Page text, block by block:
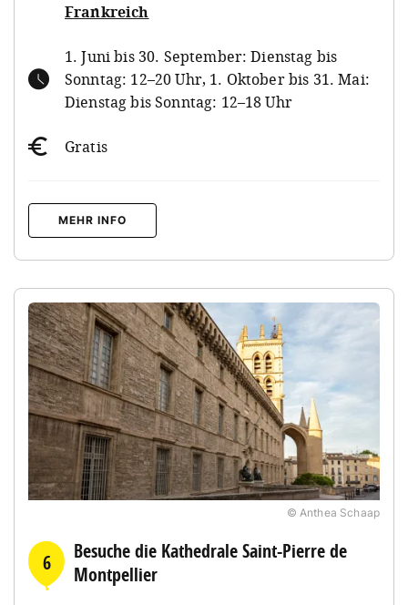
Frankreich
1. Juni bis 30. September: Dienstag bis
Sonntag: 12–20 Uhr, 1. Oktober bis 31. Mai:
Dienstag bis Sonntag: 12–18 Uhr
Gratis
MEHR INFO
© Anthea Schaap
6
Besuche die Kathedrale Saint-Pierre de
Montpellier